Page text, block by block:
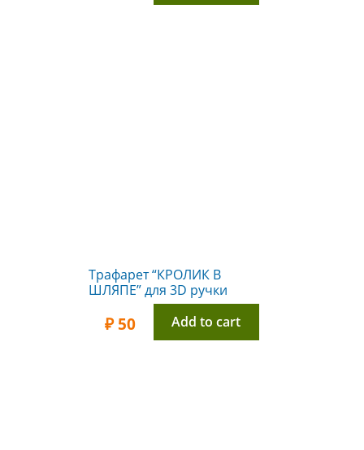
Трафарет “КРОЛИК В
ШЛЯПЕ” для 3D ручки
₽50 Add to cart